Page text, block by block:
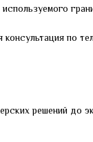
консультация по
решений до